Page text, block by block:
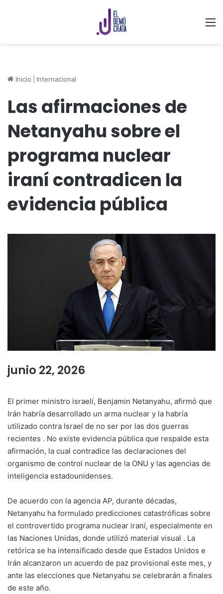
Inicio Internacional
Las afirmaciones de
Netanyahu sobre el
programa nuclear
iraní contradicen la
evidencia pública
junio 22, 2026
El primer ministro israelí, Benjamin Netanyahu, afirmó que
Irán habría desarrollado un arma nuclear y la habría
utilizado contra Israel de no ser por las dos guerras
recientes . No existe evidencia pública que respalde esta
afirmación, la cual contradice las declaraciones del
organismo de control nuclear de la ONU y las agencias de
inteligencia estadounidenses.
De acuerdo con la agencia AP, durante décadas,
Netanyahu ha formulado predicciones catastróficas sobre
el controvertido programa nuclear iraní, especialmente en
las Naciones Unidas, donde utilizó material visual . La
retórica se ha intensificado desde que Estados Unidos e
Irán alcanzaron un acuerdo de paz provisional este mes, y
ante las elecciones que Netanyahu se celebrarán a finales
de este año.